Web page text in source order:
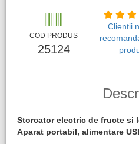
COD PRODUS
25124
Clientii
Storcator electric de fructe si
Aparat portabil, alimentare